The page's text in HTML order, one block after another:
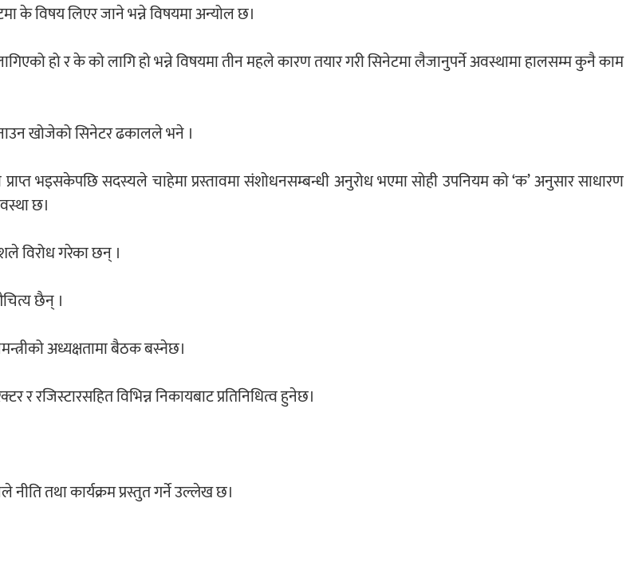
के विषय लिएर जाने भन्ने विषयमा अन्योल छ।
हो र के को लागि हो भन्ने विषयमा तीन महले कारण तयार गरी सिनेटमा लैजानुपर्ने अवस्थामा हालसम्म कुनै काम
खोजेको सिनेटर ढकालले भने ।
भइसकेपछि सदस्यले चाहेमा प्रस्तावमा संशोधनसम्बन्धी अनुरोध भएमा सोही उपनियम को ‘क’ अनुसार साधारण
छ।
विरोध गरेका छन् ।
छैन् ।
अध्यक्षतामा बैठक बस्नेछ।
र रजिस्टारसहित विभिन्न निकायबाट प्रतिनिधित्व हुनेछ।
नीति तथा कार्यक्रम प्रस्तुत गर्ने उल्लेख छ।